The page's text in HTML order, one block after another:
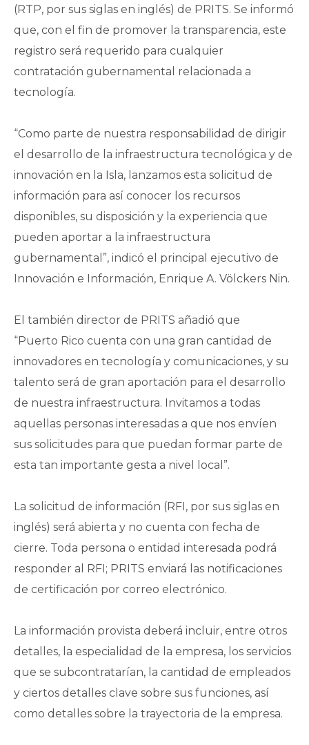
(RTP, por sus siglas en inglés) de PRITS. Se informó
que, con el fin de promover la transparencia, este
registro será requerido para cualquier
contratación gubernamental relacionada a
tecnología.
“Como parte de nuestra responsabilidad de dirigir
el desarrollo de la infraestructura tecnológica y de
innovación en la Isla, lanzamos esta solicitud de
información para así conocer los recursos
disponibles, su disposición y la experiencia que
pueden aportar a la infraestructura
gubernamental”, indicó el principal ejecutivo de
Innovación e Información, Enrique A. Völckers Nin.
El también director de PRITS añadió que
“Puerto Rico cuenta con una gran cantidad de
innovadores en tecnología y comunicaciones, y su
talento será de gran aportación para el desarrollo
de nuestra infraestructura. Invitamos a todas
aquellas personas interesadas a que nos envíen
sus solicitudes para que puedan formar parte de
esta tan importante gesta a nivel local”.
La solicitud de información (RFI, por sus siglas en
inglés) será abierta y no cuenta con fecha de
cierre. Toda persona o entidad interesada podrá
responder al RFI; PRITS enviará las notificaciones
de certificación por correo electrónico.
La información provista deberá incluir, entre otros
detalles, la especialidad de la empresa, los servicios
que se subcontratarían, la cantidad de empleados
y ciertos detalles clave sobre sus funciones, así
como detalles sobre la trayectoria de la empresa.